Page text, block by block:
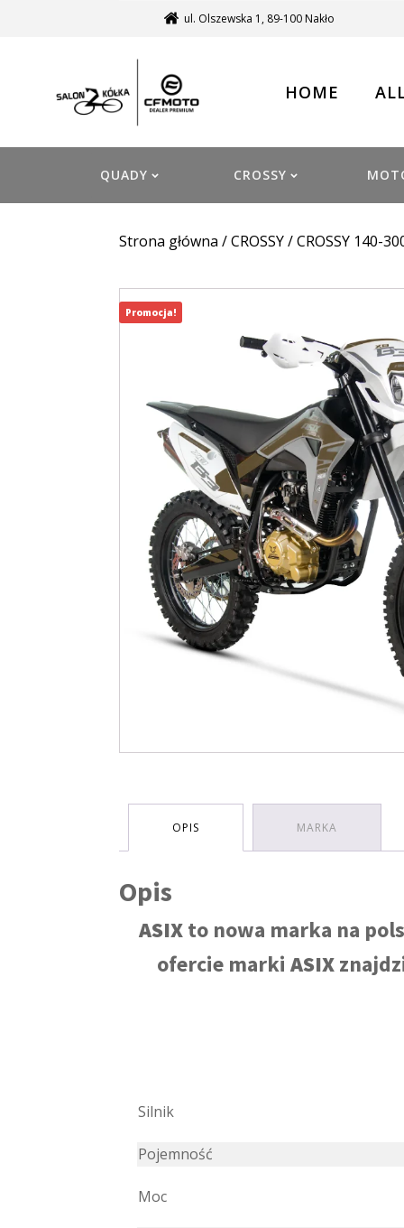
ul. Olszewska 1, 89-100 Nakło
HOME
QUADY CROSSY
Strona główna /CROSSY/CROSSY 140-
Promocja!
OPIS MARKA
Opis
ASIXto nowa marka na
ofercie marki ASIX
Silnik
Pojemność
Moc